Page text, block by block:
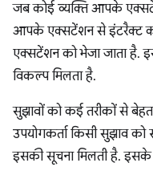
जब कोई व्यक्ति आपके
आपके एक्सटेंशन से इंटरैक्ट
एक्सटेंशन को भेजा जाता है.
विकल्प मिलता है.
सुझावों को कई तरीकों से
उपयोगकर्ता किसी सुझाव
इसकी सूचना मिलती है. इसके